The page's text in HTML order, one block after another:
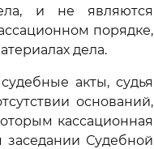
и не являются
порядке,
дела.
акты, судья
оснований,
кассационная
Судебной